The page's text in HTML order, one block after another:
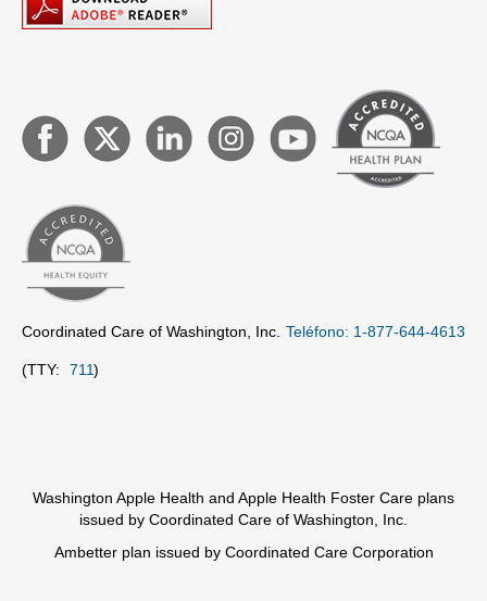
Coordinated Care of Washington, Inc. Teléfono: 1-877-644-4613
(TTY: 711)
Washington Apple Health and Apple Health Foster Care plans
issued by Coordinated Care of Washington, Inc.
Ambetter plan issued by Coordinated Care Corporation